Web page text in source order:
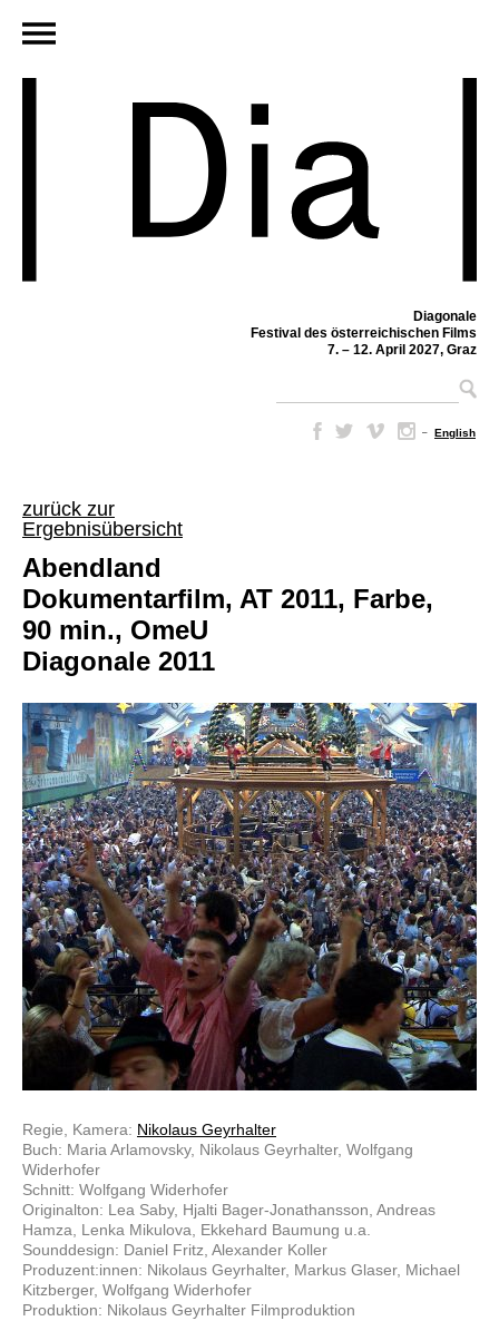
Diagonale
Festival des österreichischen Films
7. – 12. April 2027, Graz
– English
zurück zur
Ergebnisübersicht
Abendland
Dokumentarfilm, AT 2011, Farbe,
90 min., OmeU
Diagonale 2011
Regie, Kamera: Nikolaus Geyrhalter
Buch: Maria Arlamovsky, Nikolaus Geyrhalter, Wolfgang
Widerhofer
Schnitt: Wolfgang Widerhofer
Originalton: Lea Saby, Hjalti Bager-Jonathansson, Andreas
Hamza, Lenka Mikulova, Ekkehard Baumung u.a.
Sounddesign: Daniel Fritz, Alexander Koller
Produzent:innen: Nikolaus Geyrhalter, Markus Glaser, Michael
Kitzberger, Wolfgang Widerhofer
Produktion: Nikolaus Geyrhalter Filmproduktion